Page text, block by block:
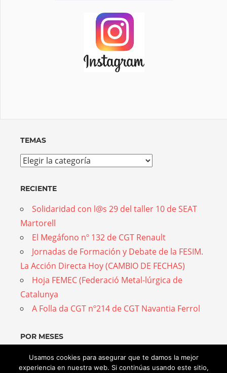
TEMAS
Temas
RECIENTE
Solidaridad con l@s 29 del taller 10 de SEAT
Martorell
El Megáfono nº 132 de CGT Renault
Jornadas de Formación y Debate de la FESIM.
La Acción Directa Hoy (CAMBIO DE FECHAS)
Hoja FEMEC (Federació Metal-lúrgica de
Catalunya
A Folla da CGT nº214 de CGT Navantia Ferrol
POR MESES
Por
meses
Usamos cookies para asegurar que te damos la mejor
experiencia en nuestra web. Si continúas usando este sitio,